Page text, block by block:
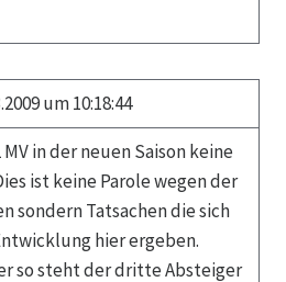
um 10:18:44
in der neuen Saison keine
ist keine Parole wegen der
sondern Tatsachen die sich
hier ergeben.
so steht der dritte Absteiger